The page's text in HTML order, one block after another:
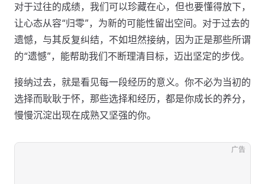
对于过往的成绩，我们可以珍藏在心，但也要懂得放下，
让心态从容“归零”，为新的可能性留出空间。对于过去的
遗憾，与其反复纠结，不如坦然接纳，因为正是那些所谓
的“遗憾”，能帮助我们不断理清目标，迈出坚定的步伐。
接纳过去，就是看见每一段经历的意义。你不必为当初的
选择而耿耿于怀，那些选择和经历，都是你成长的养分，
慢慢沉淀出现在成熟又坚强的你。
广告